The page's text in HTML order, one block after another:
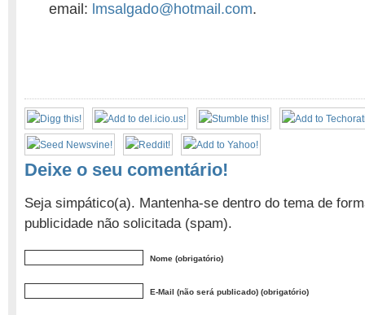
email: lmsalgado@hotmail.com.
Deixe o seu comentário!
Seja simpático(a). Mantenha-se dentro do tema de
publicidade não solicitada (spam).
Nome (obrigatório)
E-Mail (não será publicado) (obrigatório)